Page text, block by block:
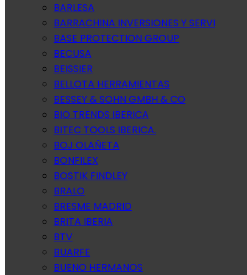
BARLESA
BARRACHINA INVERSIONES Y SERVI
BASE PROTECTION GROUP
BECUSA
BEISSIER
BELLOTA HERRAMIENTAS
BESSEY & SOHN GMBH & CO
BIO TRENDS IBERICA
BITEC TOOLS IBERICA.
BOJ OLAÑETA
BONFILEX
BOSTIK FINDLEY
BRALO
BRESME MADRID
BRITA IBERIA
BTV
BUARFE
BUENO HERMANOS